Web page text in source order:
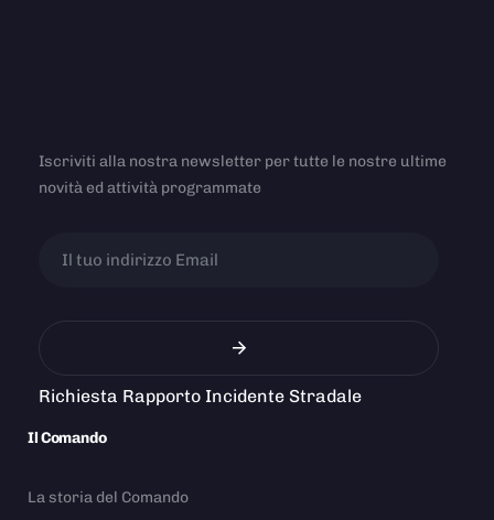
Iscriviti alla nostra newsletter per tutte le nostre ultime
novità ed attività programmate
Richiesta Rapporto Incidente Stradale
Il Comando
La storia del Comando